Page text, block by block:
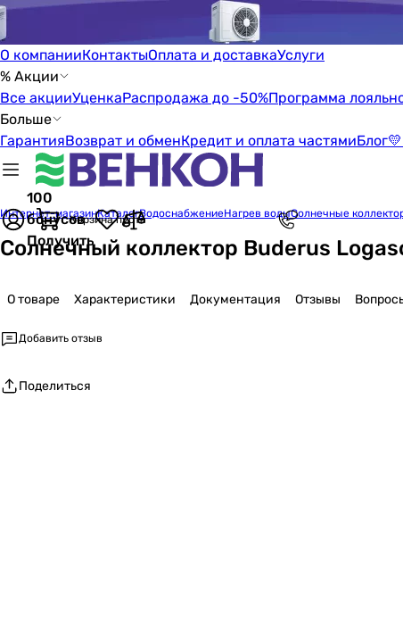
О компанииКонтактыОплата и доставкаУслуги
% Акции
Все акцииУценкаРаспродажа до -50%Программа
Больше
ГарантияВозврат и обменКредит и оплата частямиБлог
100
бонусов
Получить
Корзина пуста
Интернет-магазинКаталогВодоснабжениеНагрев водыСолнечные
Солнечный коллектор Buderus
О товаре Характеристики Документация Отзывы
Добавить отзыв
Поделиться